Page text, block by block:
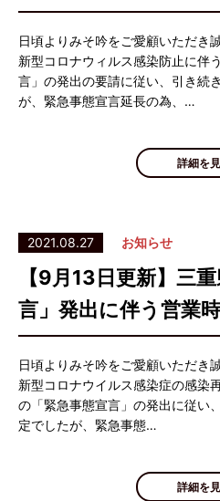
日頃よりみそ吟をご愛顧いただき
新型コロナウィルス感染防止に伴
言」の発出の要請に従い、引き続
が、緊急事態宣言延長の為、…
詳細を
2021.08.27 お知らせ
【9月13日更新】三
言」発出に伴う営業
日頃よりみそ吟をご愛顧いただき
新型コロナウイルス感染症の感染
の「緊急事態宣言」の発出に従い
定でしたが、緊急事態…
詳細を